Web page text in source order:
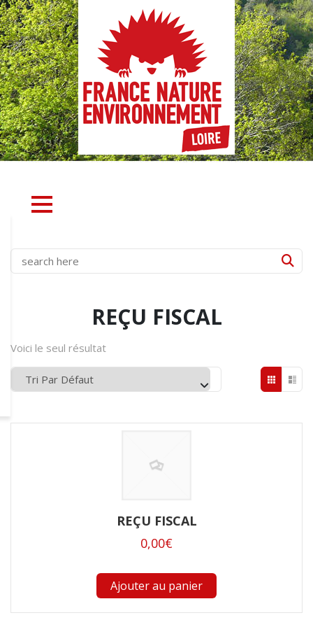
REÇU FISCAL
Voici le seul résultat
REÇU FISCAL
0,00€
Ajouter au panier